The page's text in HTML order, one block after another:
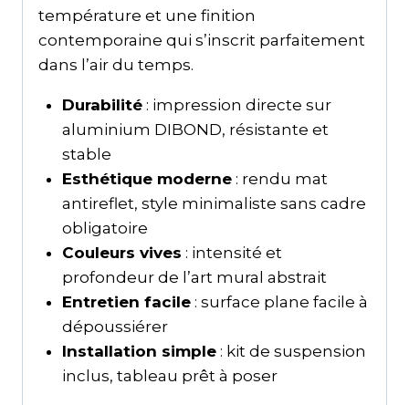
température et une finition
contemporaine qui s’inscrit parfaitement
dans l’air du temps.
Durabilité: impression directe sur
aluminium DIBOND, résistante et
stable
Esthétique moderne: rendu mat
antireflet, style minimaliste sans cadre
obligatoire
Couleurs vives : intensité et
profondeur de l’art mural abstrait
Entretien facile: surface plane facile à
dépoussiérer
Installation simple: kit de suspension
inclus, tableau prêt à poser